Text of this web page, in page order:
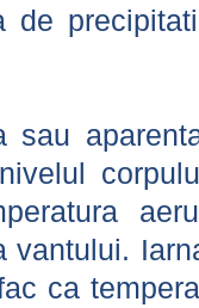
de
sau
vantului.
ca